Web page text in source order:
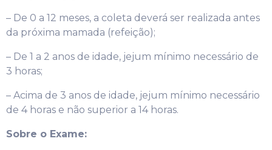
– De 0 a 12 meses, a coleta deverá ser realizada antes
da próxima mamada (refeição);
– De 1 a 2 anos de idade, jejum mínimo necessário de
3 horas;
– Acima de 3 anos de idade, jejum mínimo necessário
de 4 horas e não superior a 14 horas.
Sobre o Exame: